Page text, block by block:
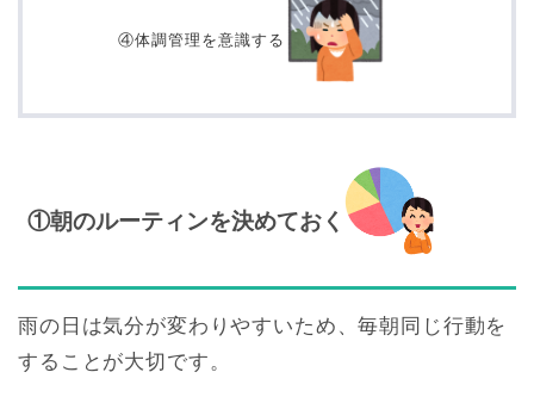
④体調管理を意識する
①朝のルーティンを決めておく
雨の日は気分が変わりやすいため、毎朝同じ行動を
することが大切です。